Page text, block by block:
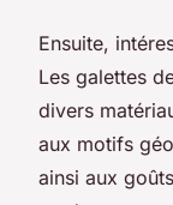
Ensuite,
Les galettes
divers
aux motifs
ainsi aux